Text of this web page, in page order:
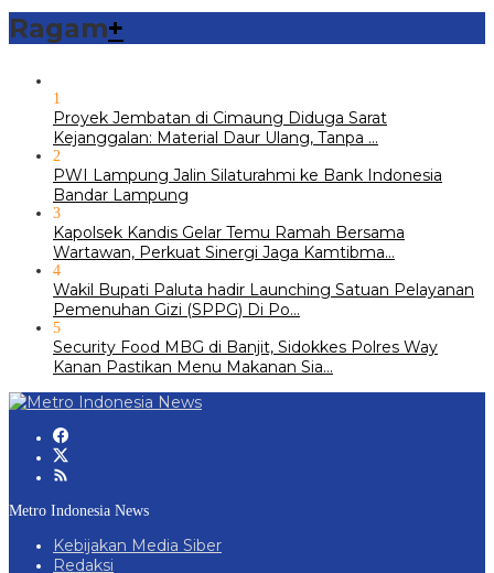
Ragam+
1
Proyek Jembatan di Cimaung Diduga Sarat
Kejanggalan: Material Daur Ulang, Tanpa …
2
PWI Lampung Jalin Silaturahmi ke Bank Indonesia
Bandar Lampung
3
Kapolsek Kandis Gelar Temu Ramah Bersama
Wartawan, Perkuat Sinergi Jaga Kamtibma…
4
Wakil Bupati Paluta hadir Launching Satuan Pelayanan
Pemenuhan Gizi (SPPG) Di Po…
5
Security Food MBG di Banjit, Sidokkes Polres Way
Kanan Pastikan Menu Makanan Sia…
Metro Indonesia News
Kebijakan Media Siber
Redaksi